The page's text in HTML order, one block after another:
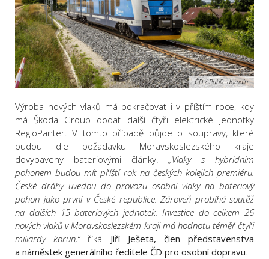
ČD / Public domain
Výroba nových vlaků má pokračovat i v příštím roce, kdy
má Škoda Group dodat další čtyři elektrické jednotky
RegioPanter. V tomto případě půjde o soupravy, které
budou dle požadavku Moravskoslezského kraje
dovybaveny bateriovými články.„Vlaky s hybridním
pohonem budou mít příští rok na českých kolejích premiéru.
České dráhy uvedou do provozu osobní vlaky na bateriový
pohon jako první v České republice. Zároveň probíhá soutěž
na dalších 15 bateriových jednotek. Investice do celkem 26
nových vlaků v Moravskoslezském kraji má hodnotu téměř čtyři
miliardy korun,“říká Jiří Ješeta, člen představenstva
a náměstek generálního ředitele ČD pro osobní dopravu.